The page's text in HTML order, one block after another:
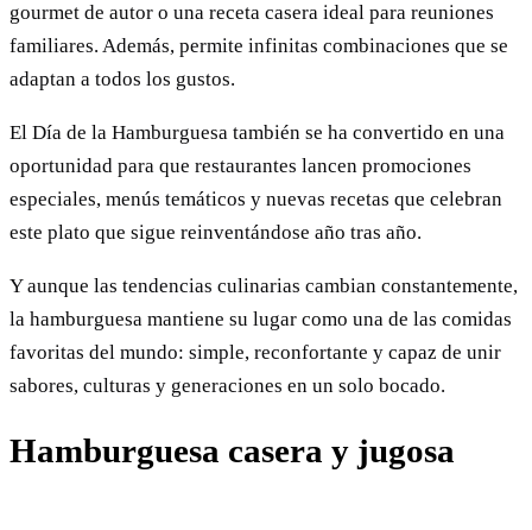
gourmet de autor o una receta casera ideal para reuniones
familiares. Además, permite infinitas combinaciones que se
adaptan a todos los gustos.
El Día de la Hamburguesa también se ha convertido en una
oportunidad para que restaurantes lancen promociones
especiales, menús temáticos y nuevas recetas que celebran
este plato que sigue reinventándose año tras año.
Y aunque las tendencias culinarias cambian constantemente,
la hamburguesa mantiene su lugar como una de las comidas
favoritas del mundo: simple, reconfortante y capaz de unir
sabores, culturas y generaciones en un solo bocado.
Hamburguesa casera y jugosa